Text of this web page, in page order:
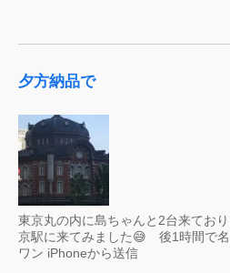
夕方納品で
東京丸の内に島ちゃんと2台来てお
京駅に来てみました😅 後1時間で
ワン iPhoneから送信